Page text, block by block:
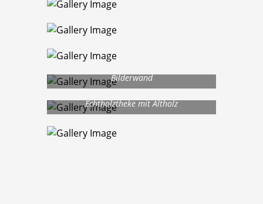
Bilderwand
Echtholztheke mit Altholz